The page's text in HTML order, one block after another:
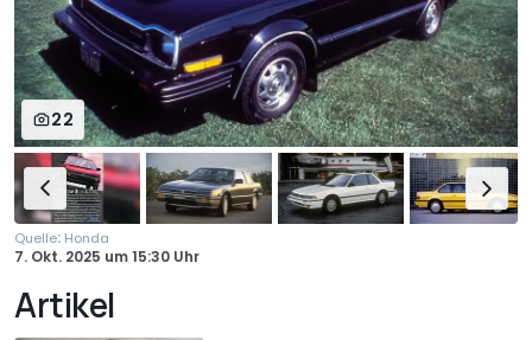
22
Quelle: Honda
7. Okt. 2025 um15:30 Uhr
Artikel